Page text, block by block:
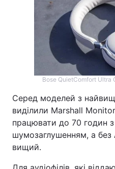
Bose QuietComfort Ultra
Серед моделей з
виділили Marshall
працювати до 70 годин
шумозаглушенням, а
вищий.